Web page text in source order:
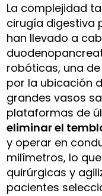
La complejidad
cirugía digestiva
han llevado a
robóticas, una
por la ubicación
grandes vasos
plataformas de
eliminar el
y operar en
milímetros, lo
quirúrgicas y
pacientes